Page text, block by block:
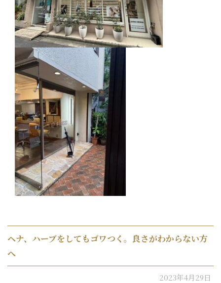
ヘナ、ハーブをしてもゴワつく。良さがわからない方
へ
2023年4月29日